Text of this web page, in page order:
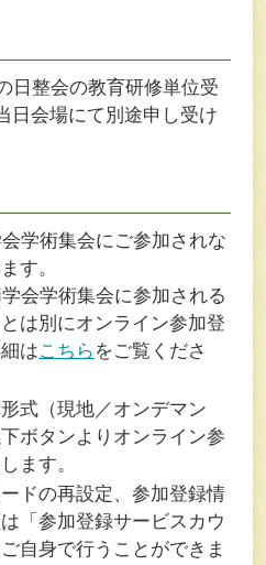
整会の教育研修単位受
日会場にて別途申し受け
学術集会にご参加されな
す。
会学術集会に参加される
は別にオンライン参加登
はこちら をご覧くださ
式（現地／オンデマン
ボタンよりオンライン参
ます。
ドの再設定、参加登録情
「参加登録サービスカウ
自身で行うことができま